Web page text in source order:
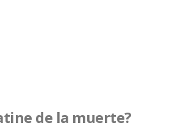
de la muerte?